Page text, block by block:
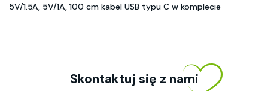
5V/1.5A, 5V/1A, 100 cm kabel USB typu C w komplecie
Skontaktuj się z nami